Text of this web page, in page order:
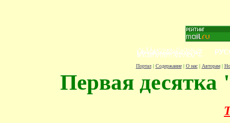
Портал| Содержание| О нас| Авторам|
Первая десятка